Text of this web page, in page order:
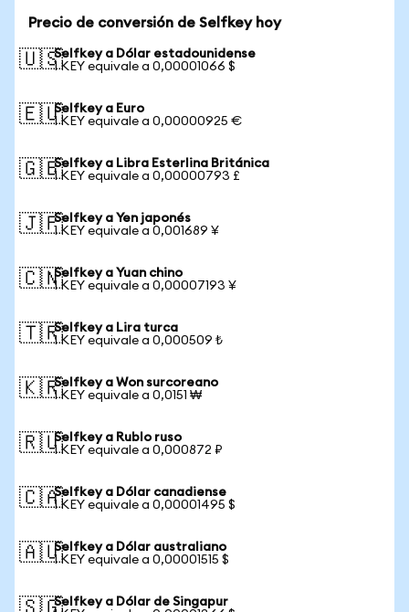
Precio de conversión de Selfkey hoy
🇺🇸Selfkey a Dólar estadounidense
1 KEY equivale a 0,00001066 $
🇪🇺Selfkey a Euro
1 KEY equivale a 0,00000925 €
🇬🇧Selfkey a Libra Esterlina Británica
1 KEY equivale a 0,00000793 £
🇯🇵Selfkey a Yen japonés
1 KEY equivale a 0,001689 ¥
🇨🇳Selfkey a Yuan chino
1 KEY equivale a 0,00007193 ¥
🇹🇷Selfkey a Lira turca
1 KEY equivale a 0,000509 ₺
🇰🇷Selfkey a Won surcoreano
1 KEY equivale a 0,0151 ₩
🇷🇺Selfkey a Rublo ruso
1 KEY equivale a 0,000872 ₽
🇨🇦Selfkey a Dólar canadiense
1 KEY equivale a 0,00001495 $
🇦🇺Selfkey a Dólar australiano
1 KEY equivale a 0,00001515 $
Selfkey a Dólar de Singapur